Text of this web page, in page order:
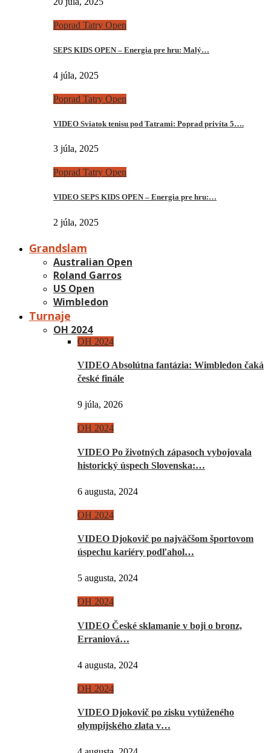
Poprad Tatry Open
SEPS KIDS OPEN – Energia pre hru: Malý…
4 júla, 2025
Poprad Tatry Open
VIDEO Sviatok tenisu pod Tatrami: Poprad privíta 5….
3 júla, 2025
Poprad Tatry Open
VIDEO SEPS KIDS OPEN – Energia pre hru:…
2 júla, 2025
Grandslam
Australian Open
Roland Garros
US Open
Wimbledon
Turnaje
OH 2024
OH 2024
VIDEO Absolútna fantázia: Wimbledon čaká
české finále
9 júla, 2026
OH 2024
VIDEO Po životných zápasoch vybojovala
historický úspech Slovenska:…
6 augusta, 2024
OH 2024
VIDEO Djokovič po najväčšom športovom
úspechu kariéry podľahol…
5 augusta, 2024
OH 2024
VIDEO České sklamanie v boji o bronz,
Erraniová…
4 augusta, 2024
OH 2024
VIDEO Djokovič po zisku vytúženého
olympijského zlata v…